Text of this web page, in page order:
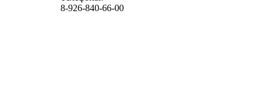
8-926-840-66-00